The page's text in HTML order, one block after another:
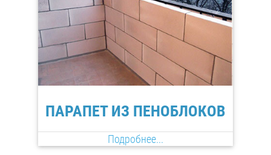
ПАРАПЕТ ИЗ ПЕНОБЛОКОВ
Подробнее...